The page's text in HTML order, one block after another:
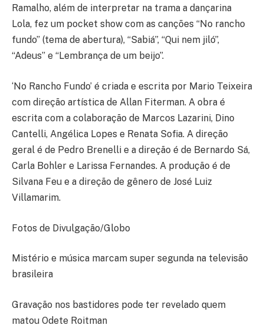
Ramalho, além de interpretar na trama a dançarina
Lola, fez um pocket show com as canções “No rancho
fundo” (tema de abertura), “Sabiá”, “Qui nem jiló”,
“Adeus” e “Lembrança de um beijo”.
‘No Rancho Fundo’ é criada e escrita por Mario Teixeira
com direção artística de Allan Fiterman. A obra é
escrita com a colaboração de Marcos Lazarini, Dino
Cantelli, Angélica Lopes e Renata Sofia. A direção
geral é de Pedro Brenelli e a direção é de Bernardo Sá,
Carla Bohler e Larissa Fernandes. A produção é de
Silvana Feu e a direção de gênero de José Luiz
Villamarim.
Fotos de Divulgação/Globo
Mistério e música marcam super segunda na televisão
brasileira
Gravação nos bastidores pode ter revelado quem
matou Odete Roitman